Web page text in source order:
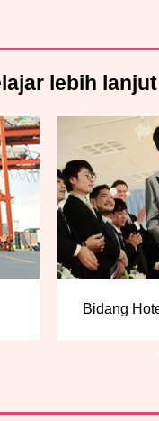
lebih lanjut
Bidang